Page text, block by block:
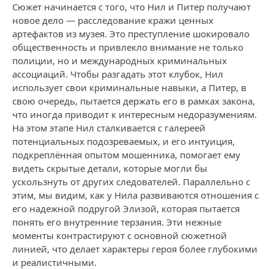
Сюжет начинается с того, что Нил и Питер получают
новое дело — расследование кражи ценных
артефактов из музея. Это преступление шокировало
общественность и привлекло внимание не только
полиции, но и международных криминальных
ассоциаций. Чтобы разгадать этот клубок, Нил
использует свои криминальные навыки, а Питер, в
свою очередь, пытается держать его в рамках закона,
что иногда приводит к интересным недоразумениям.
На этом этапе Нил сталкивается с галереей
потенциальных подозреваемых, и его интуиция,
подкреплённая опытом мошенника, помогает ему
видеть скрытые детали, которые могли бы
ускользнуть от других следователей. Параллельно с
этим, мы видим, как у Нила развиваются отношения с
его надежной подругой Элизой, которая пытается
понять его внутренние терзания. Эти нежные
моменты контрастируют с основной сюжетной
линией, что делает характеры героя более глубокими
и реалистичными.